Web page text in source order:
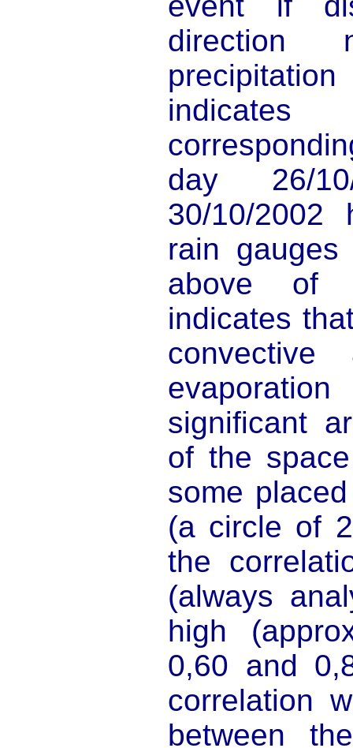
direction
day 26/
30/10/
rain gauges
above of
indicates
significant
of the
some
(a circle of
the
(always
high
0,60 and
correlation
between